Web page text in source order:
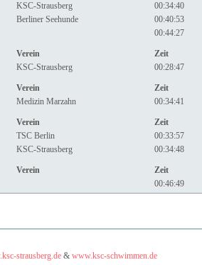
KSC-Strausberg 00:34:40
Berliner Seehunde 00:40:53
00:44:27
Verein Zeit
KSC-Strausberg 00:28:47
Verein Zeit
Medizin Marzahn 00:34:41
Verein Zeit
TSC Berlin 00:33:57
KSC-Strausberg 00:34:48
Verein Zeit
00:46:49
strausberg.de & www.ksc-schwimmen.de